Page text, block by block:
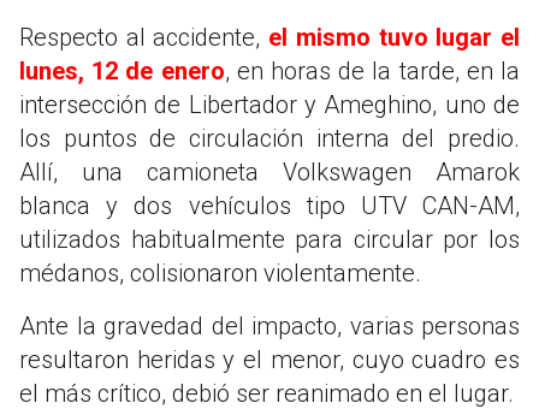
Respecto al accidente, el mismo tuvo lugar el
lunes, 12 de enero, en horas de la tarde, en la
intersección de Libertador y Ameghino, uno de
los puntos de circulación interna del predio.
Allí, una camioneta Volkswagen Amarok
blanca y dos vehículos tipo UTV CAN-AM,
utilizados habitualmente para circular por los
médanos, colisionaron violentamente.
Ante la gravedad del impacto, varias personas
resultaron heridas y el menor, cuyo cuadro es
el más crítico, debió ser reanimado en el lugar.